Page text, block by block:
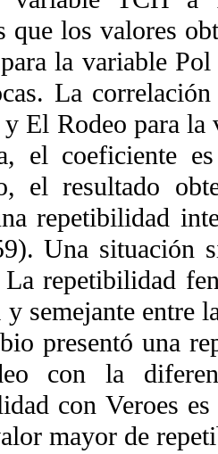
que los valores
la variable
La
El Rodeo para la
el coeficiente
el resultado
repetibilidad
Una situación
La repetibilidad
y semejante entre
presentó una
con la
con Veroes
mayor de